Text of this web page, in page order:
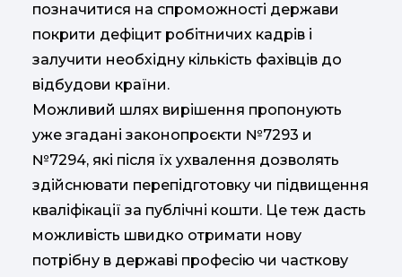
позначитися на спроможності держави
покрити дефіцит робітничих кадрів і
залучити необхідну кількість фахівців до
відбудови країни.
Можливий шлях вирішення пропонують
уже згадані законопроєкти №7293 и
№7294, які після їх ухвалення дозволять
здійснювати перепідготовку чи підвищення
кваліфікації за публічні кошти. Це теж дасть
можливість швидко отримати нову
потрібну в державі професію чи часткову